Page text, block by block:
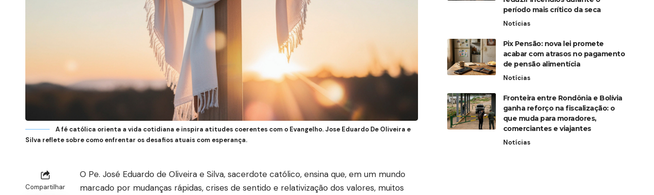
A fé católica orienta a vida cotidiana e inspira atitudes coerentes com o Evangelho. Jose Eduardo De Oliveira e
Silva reflete sobre como enfrentar os desafios atuais com esperança.
Compartilhar
O Pe. José Eduardo de Oliveira e Silva, sacerdote católico, ensina que, em um mundo
marcado por mudanças rápidas, crises de sentido e relativização dos valores, muitos
período mais crítico da seca
Notícias
Pix Pensão: nova lei promete
acabar com atrasos no pagamento
de pensão alimentícia
Notícias
Fronteira entre Rondônia e Bolívia
ganha reforço na fiscalização: o
que muda para moradores,
comerciantes e viajantes
Notícias